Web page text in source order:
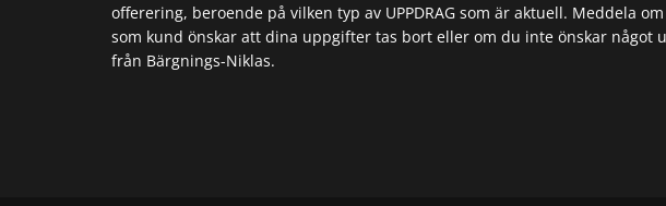
offerering, beroende på vilken typ av UPPDRAG som är aktuell. Meddela
som kund önskar att dina uppgifter tas bort eller om du inte önskar något
från Bärgnings-Niklas.